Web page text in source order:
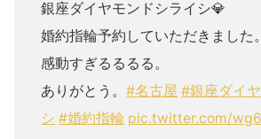
銀座ダイヤモンドシライシ💎
婚約指輪予約していただきました
感動すぎるるるる。
ありがとう。#名古屋 #銀座ダイ
シ #婚約指輪 pic.twitter.com/